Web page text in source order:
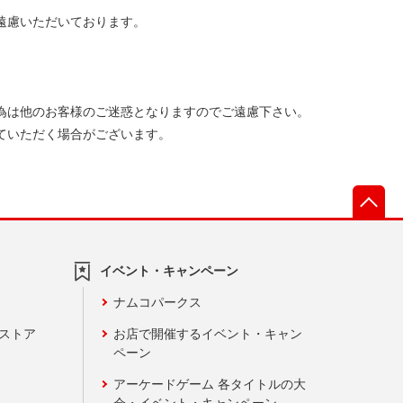
いただいております。
他のお客様のご迷惑となりますのでご遠慮下さい。
ただく場合がございます。
トア
イベント・キャンペーン
ナムコパークス
お店で開催するイベント・キャン
ペーン
アーケードゲーム 各タイトルの大